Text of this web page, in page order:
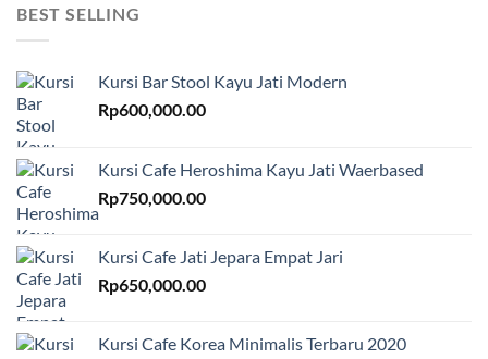
BEST SELLING
Kursi Bar Stool Kayu Jati Modern
Rp600,000.00
Kursi Cafe Heroshima Kayu Jati Waerbased
Rp750,000.00
Kursi Cafe Jati Jepara Empat Jari
Rp650,000.00
Kursi Cafe Korea Minimalis Terbaru 2020